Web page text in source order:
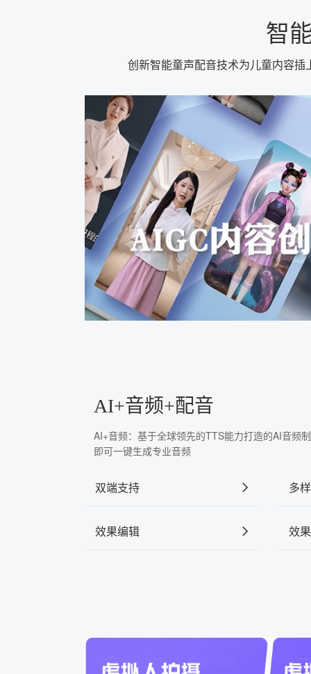
智
创新智能童声配音技术为儿童内容
AI+音频+配音
AI+音频：基于全球领先的TTS能力打造的AI音频
即可一键生成专业音频
双端支持 多
效果编辑 效